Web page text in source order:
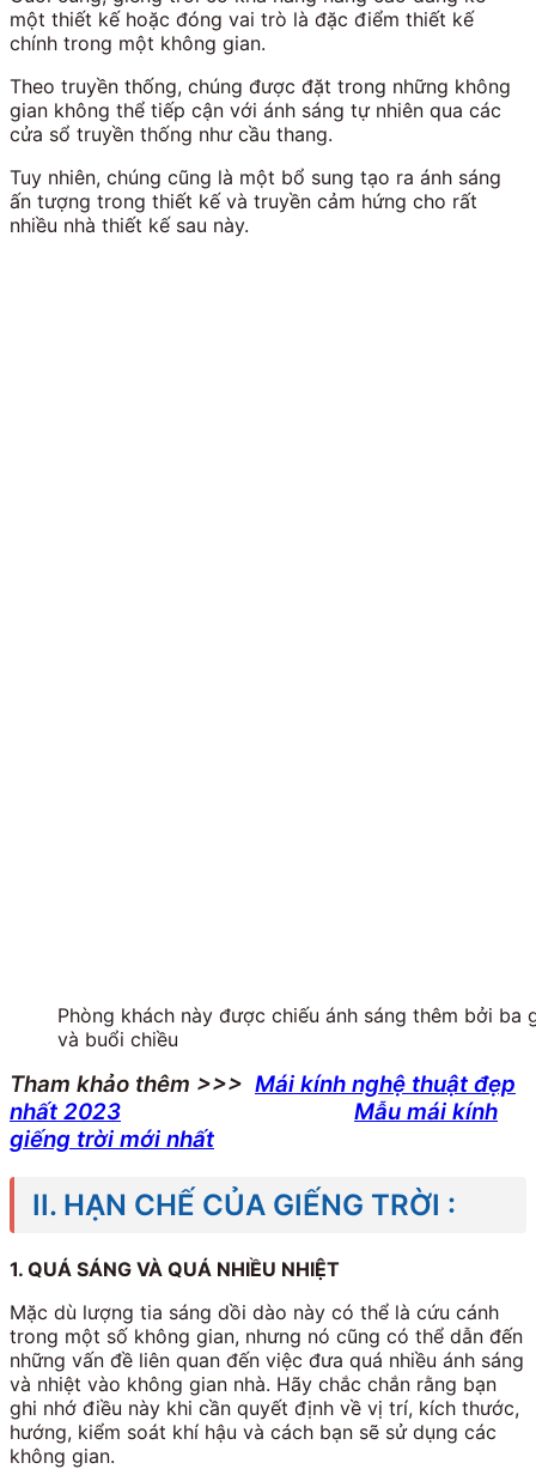
một thiết kế hoặc đóng vai trò là đặc điểm thiết kế
chính trong một không gian.
Theo truyền thống, chúng được đặt trong những không
gian không thể tiếp cận với ánh sáng tự nhiên qua các
cửa sổ truyền thống như cầu thang.
Tuy nhiên, chúng cũng là một bổ sung tạo ra ánh sáng
ấn tượng trong thiết kế và truyền cảm hứng cho rất
nhiều nhà thiết kế sau này.
Phòng khách này được chiếu ánh sáng thêm bởi
và buổi chiều
Tham khảo thêm >>> Mái kính nghệ thuật đẹp
nhất 2023
Mẫu mái kính
giếng trời mới nhất
II. HẠN CHẾ CỦA GIẾNG TRỜI :
1. QUÁ SÁNG VÀ QUÁ NHIỀU NHIỆT
Mặc dù lượng tia sáng dồi dào này có thể là cứu cánh
trong một số không gian, nhưng nó cũng có thể dẫn đến
những vấn đề liên quan đến việc đưa quá nhiều ánh sáng
và nhiệt vào không gian nhà. Hãy chắc chắn rằng bạn
ghi nhớ điều này khi cần quyết định về vị trí, kích thước,
hướng, kiểm soát khí hậu và cách bạn sẽ sử dụng các
không gian.